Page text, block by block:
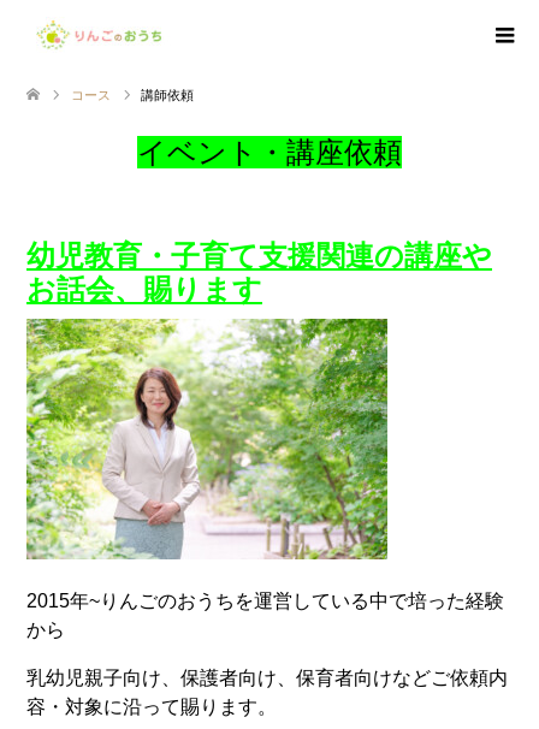
コース 講師依頼
イベント・講座依頼
幼児教育・子育て支援関連の講座や
お話会、賜ります
2015年~りんごのおうちを運営している中で培った経験
から
乳幼児親子向け、保護者向け、保育者向けなどご依頼内
容・対象に沿って賜ります。